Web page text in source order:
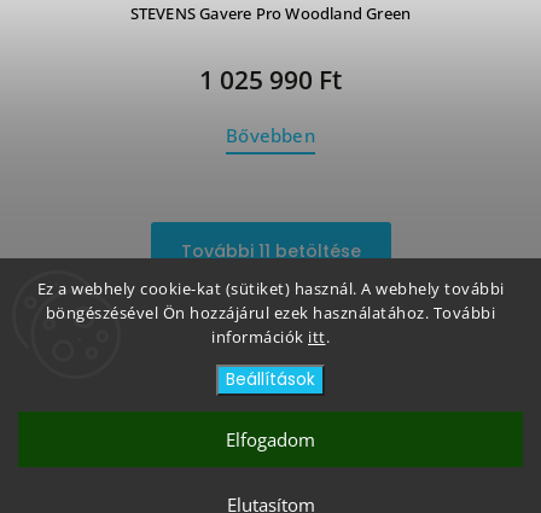
Ez a webhely cookie-kat (sütiket) használ. A webhely további
böngészésével Ön hozzájárul ezek használatához. További
információk itt.
Beállítások
Elutasítom
Elfogadom
STEVENS Gavere Pro Woodland Green
1 025 990 Ft
Bővebben
További 11 betöltése
1
2
Fel
Shoptet | Megjelenés